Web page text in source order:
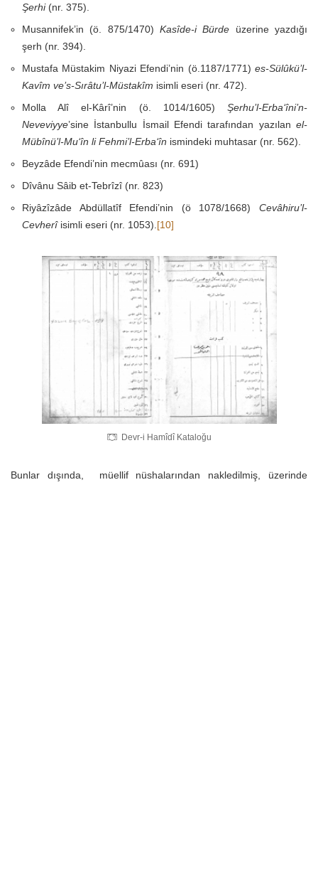
Şerhi(nr. 375).
Musannifek’in (ö. 875/1470) Kasîde-i Bürde üzerine yazdığı
şerh (nr. 394).
Mustafa Müstakim Niyazi Efendi’nin (ö.1187/1771) es-Sülûkü’l-
Kavîm ve’s-Sırâtu’l-Müstakîm isimli eseri (nr. 472).
Molla Alî el-Kârî’nin (ö. 1014/1605) Şerhu’l-Erba‘îni’n-
Neveviyye’sine İstanbullu İsmail Efendi tarafından yazılan el-
Mübînü’l-Mu‘în li Fehmi’l-Erba‘în ismindeki muhtasar (nr. 562).
Beyzâde Efendi’nin mecmûası (nr. 691)
Dîvânu Sâib et-Tebrîzî (nr. 823)
Riyâzîzâde Abdüllatîf Efendi’nin (ö 1078/1668) Cevâhiru’l-
Cevherîisimli eseri (nr. 1053). [10]
Devr-i Hamîdî Kataloğu
Bunlar dışında, müellif nüshalarından nakledilmiş, üzerinde